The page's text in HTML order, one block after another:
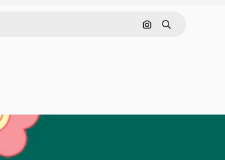
Cerca per immagine
Ricerca